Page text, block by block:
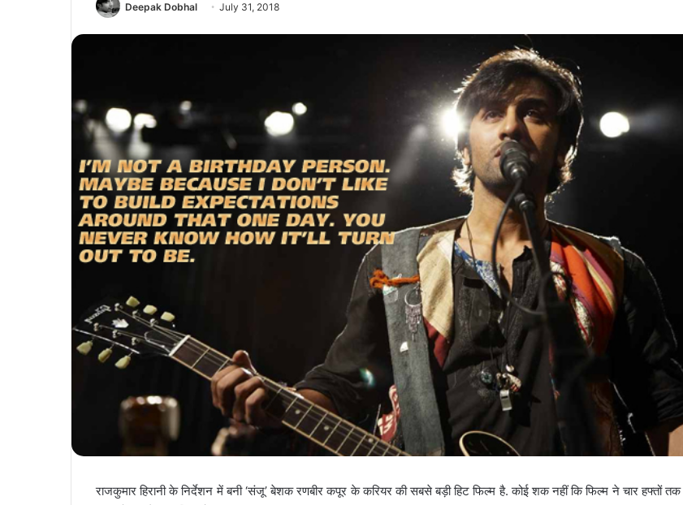
Deepak Dobhal July 31, 2018
राजकुमार हिरानी के निर्देशन में बनी ‘संजू’ बेशक रणबीर कपूर के करियर की सबसे बड़ी हिट फिल्म है. कोई शक नहीं कि फिल्म ने चार हफ्तों तक